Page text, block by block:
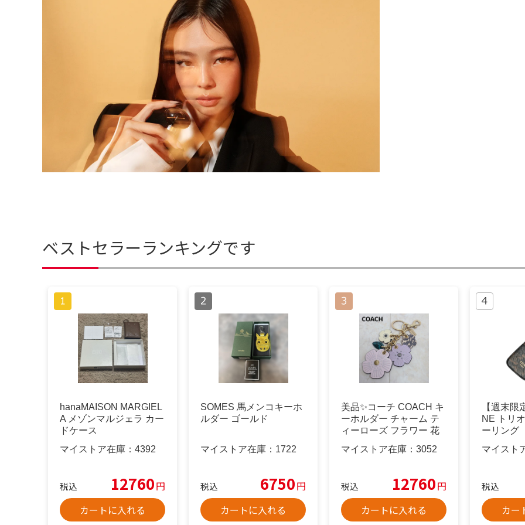
ベストセラーランキングです
hanaMAISON MARGIEL
A メゾンマルジェラ カー
ドケース
マイストア在庫： 4392
税込 12760円
カートに入れる
SOMES 馬メンコキーホ
ルダー ゴールド
マイストア在庫： 1722
税込 6750円
カートに入れる
美品✨コーチ COACH キ
ーホルダー チャーム テ
ィーローズ フラワー 花
マイストア在庫： 3052
税込 12760円
カートに入れる
【週末限
NE トリ
ーリング
マイスト
税込
カー